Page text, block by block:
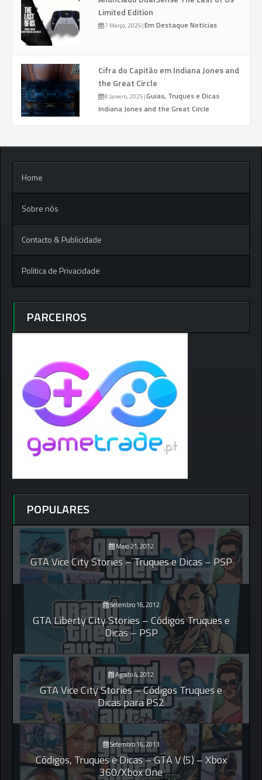
Limited Edition
7 Março, 2025|Em Destaque Noticias
Cifra do Capitão em Indiana Jones and
the Great Circle
8 Janeiro, 2025|Guias, Truques e Dicas
Indiana Jones and the Great Circle
Home
Sobre nós
Contacto & Publicidade
Politica de Privacidade
PARCEIROS
POPULARES
Maio 21, 2012
GTA Vice City Stories – Truques e Dicas – PSP
Setembro 16, 2012
GTA Liberty City Stories – Códigos Truques e
Dicas – PSP
Agosto 4, 2012
GTA Vice City Stories – Códigos Truques e
Dicas para PS2
Setembro 16, 2013
Códigos, Truques e Dicas – GTA V (5) – Xbox
360/Xbox One